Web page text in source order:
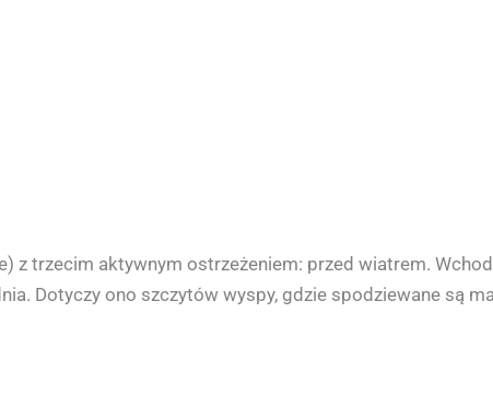
z trzecim aktywnym ostrzeżeniem: przed wiatrem.
Dotyczy ono szczytów wyspy, gdzie spodziewane są